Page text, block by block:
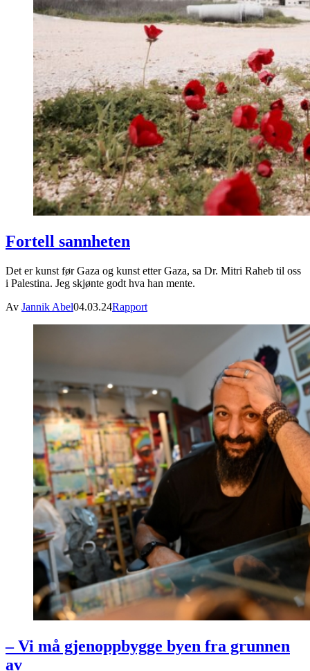
Fortell sannheten
Det er kunst før Gaza og kunst etter Gaza, sa Dr. Mitri Raheb til oss
i Palestina. Jeg skjønte godt hva han mente.
Av Jannik Abel04.03.24Rapport
– Vi må gjenoppbygge byen fra grunnen
av